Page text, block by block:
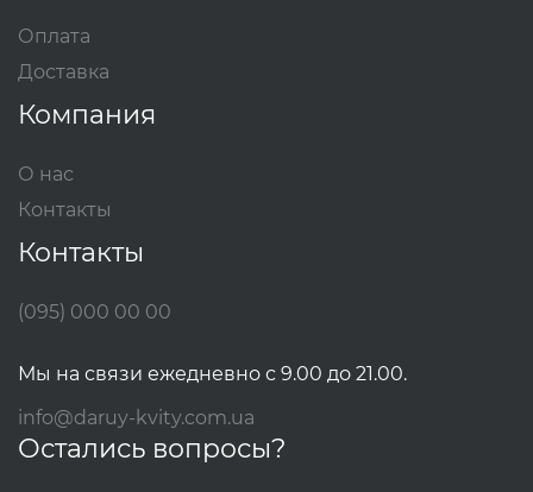
Оплата
Доставка
Компания
О нас
Контакты
Контакты
(095) 000 00 00
Мы на связи ежедневно с 9.00 до 21.00.
info@daruy-kvity.com.ua
Остались вопросы?